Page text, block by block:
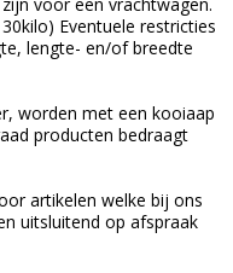
Eventuele restricties
lengte- en/of breedte
worden met een kooiaap
producten bedraagt
artikelen welke bij ons
uitsluitend op afspraak